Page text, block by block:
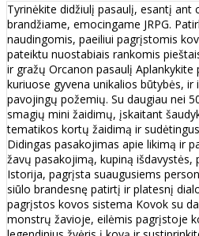
Tyrinėkite didžiulį pasaulį, esantį ant
brandžiame, emocingame JRPG.
naudingomis, paeiliui pagrįstomis
pateiktu nuostabiais rankomis
ir gražų Orcanon pasaulį Aplankykite
kuriuose gyvena unikalios būtybės, ir
pavojingų požemių. Su daugiau nei
smagių mini žaidimų, įskaitant
tematikos kortų žaidimą ir
Didingas pasakojimas apie likimą ir
žavų pasakojimą, kupiną išdavystės,
Istorija, pagrįsta suaugusiems
siūlo brandesnę patirtį ir platesnį
pagrįstos kovos sistema Kovok su
monstrų žavioje, eilėmis pagrįstoje